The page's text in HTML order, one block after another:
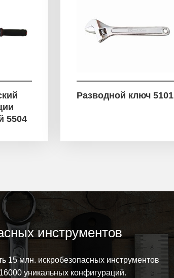
5504
Разводной ключ 5101
инструментов
15 млн. искробезопасных инструментов
уникальных конфигураций.